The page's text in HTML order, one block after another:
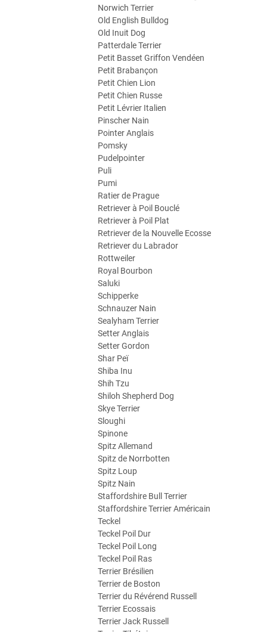
Norwich Terrier
Old English Bulldog
Old Inuit Dog
Patterdale Terrier
Petit Basset Griffon Vendéen
Petit Brabançon
Petit Chien Lion
Petit Chien Russe
Petit Lévrier Italien
Pinscher Nain
Pointer Anglais
Pomsky
Pudelpointer
Puli
Pumi
Ratier de Prague
Retriever à Poil Bouclé
Retriever à Poil Plat
Retriever de la Nouvelle Ecosse
Retriever du Labrador
Rottweiler
Royal Bourbon
Saluki
Schipperke
Schnauzer Nain
Sealyham Terrier
Setter Anglais
Setter Gordon
Shar Peï
Shiba Inu
Shih Tzu
Shiloh Shepherd Dog
Skye Terrier
Sloughi
Spinone
Spitz Allemand
Spitz de Norrbotten
Spitz Loup
Spitz Nain
Staffordshire Bull Terrier
Staffordshire Terrier Américain
Teckel
Teckel Poil Dur
Teckel Poil Long
Teckel Poil Ras
Terrier Brésilien
Terrier de Boston
Terrier du Révérend Russell
Terrier Ecossais
Terrier Jack Russell